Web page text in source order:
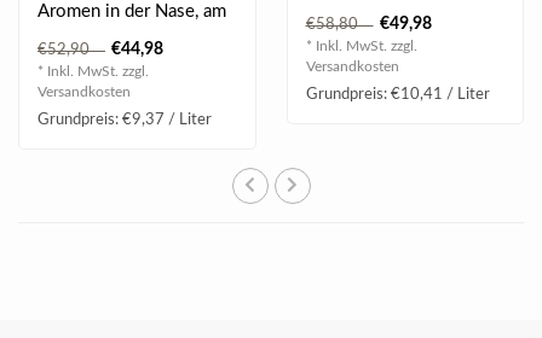
Aromen in der Nase, am
Gaumen spritzig mit
edler Bitte..
€52,90 €44,98
* Inkl. MwSt. zzgl.
Versandkosten
Grundpreis: €9,37 / Liter
Zitrusduft, am Gaumen
weich und spr..
€58,80 €49,98
* Inkl. MwSt. zzgl.
Versandkosten
Grundpreis: €10,41 / Liter